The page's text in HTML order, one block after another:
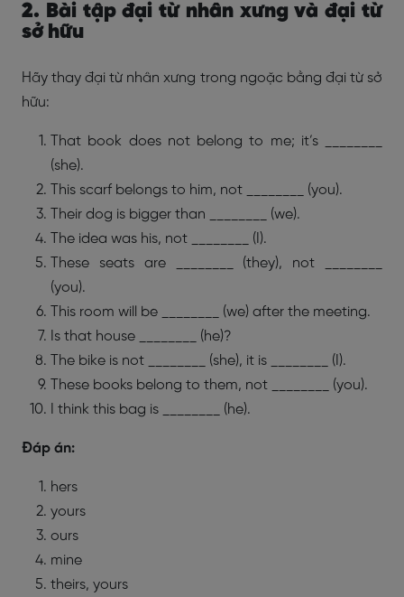
2. Bài tập đại từ nhân xưng và đại từ
sở hữu
Hãy thay đại từ nhân xưng trong ngoặc bằng đại từ sở
hữu:
That book does not belong to me; it’s ________
(she).
This scarf belongs to him, not ________ (you).
Their dog is bigger than ________ (we).
The idea was his, not ________ (I).
These seats are ________ (they), not ________
(you).
This room will be ________ (we) after the meeting.
Is that house ________ (he)?
The bike is not ________ (she), it is ________ (I).
These books belong to them, not ________ (you).
I think this bag is ________ (he).
Đáp án:
hers
yours
ours
mine
theirs, yours